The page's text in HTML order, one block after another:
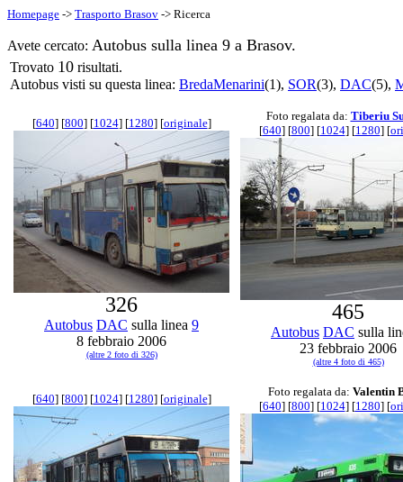
Homepage -> Trasporto Brasov -> Ricerca
Avete cercato: Autobus sulla linea 9 a Brasov.
Trovato 10 risultati.
Autobus visti su questa linea: BredaMenarini(1), SOR(3), DAC(5),
[640] [800] [1024] [1280] [originale]
326
Autobus DAC sulla linea 9
8 febbraio 2006
(altre 2 foto di 326)
Foto regalata da: Tiberiu
[640] [800] [1024] [1280] [
465
Autobus DAC sulla
23 febbraio 2006
(altre 4 foto di 465)
[640] [800] [1024] [1280] [originale]
Foto regalata da: Valentin
[640] [800] [1024] [1280] [